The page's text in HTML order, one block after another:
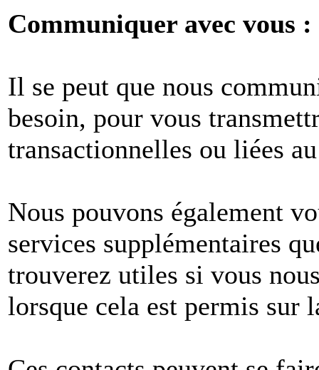
Communiquer avec vous :
Il se peut que nous
besoin, pour vous
transactionnelles ou liées
Nous pouvons également
services supplémentaires
trouverez utiles si vous
lorsque cela est permis sur